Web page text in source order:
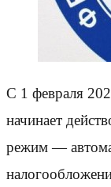
С 1 февраля
начинает
режим —